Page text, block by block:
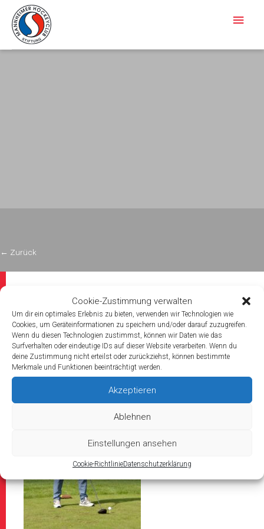
Cookie-Zustimmung verwalten
Um dir ein optimales Erlebnis zu bieten, verwenden wir Technologien wie
Cookies, um Geräteinformationen zu speichern und/oder darauf zuzugreifen.
Wenn du diesen Technologien zustimmst, können wir Daten wie das
Surfverhalten oder eindeutige IDs auf dieser Website verarbeiten. Wenn du
deine Zustimmung nicht erteilst oder zurückziehst, können bestimmte
Merkmale und Funktionen beeinträchtigt werden.
Akzeptieren
Ablehnen
Einstellungen ansehen
Cookie-RichtlinieDatenschutzerklärung
← Zurück
2024/09/19
_DSC2955